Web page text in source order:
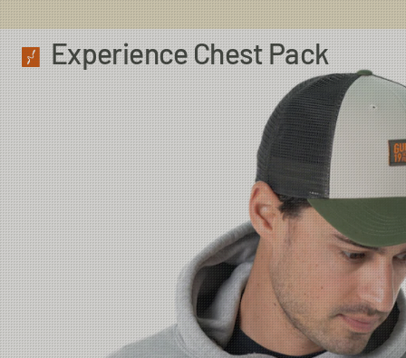
Experience Chest Pack